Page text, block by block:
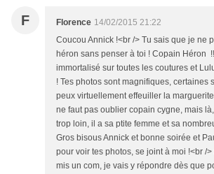
F Florence 14/02/2015 21:22
Coucou Annick !<br /> Tu sais que je ne
héron sans penser à toi ! Copain Héron
immortalisé sur toutes les coutures et
! Tes photos sont magnifiques, certaines
peux virtuellement effeuiller la marguerite
ne faut pas oublier copain cygne, mais
trop loin, il a sa ptite femme et sa
Gros bisous Annick et bonne soirée et
pour voir tes photos, se joint à moi !<br /
mis un com, je vais y répondre dès que